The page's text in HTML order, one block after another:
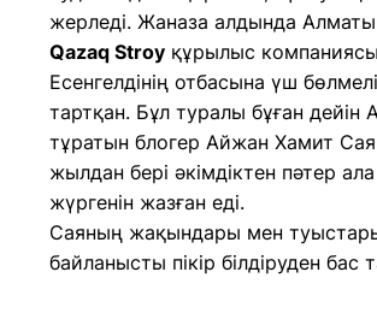
жерледі. Жаназа алдында Алматы
Qazaq Stroy құрылыс
Есенгелдінің отбасына үш
тартқан. Бұл туралы бұған дейін
тұратын блогер Айжан Хамит
жылдан бері әкімдіктен пәтер
жүргенін жазған еді.
Саяның жақындары мен
байланысты пікір білдіруден бас